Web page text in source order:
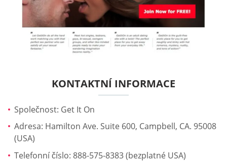
KONTAKTNÍ INFORMACE
Společnost: Get It On
Adresa: Hamilton Ave. Suite 600, Campbell, CA. 95008
(USA)
Telefonní číslo: 888-575-8383 (bezplatné USA)